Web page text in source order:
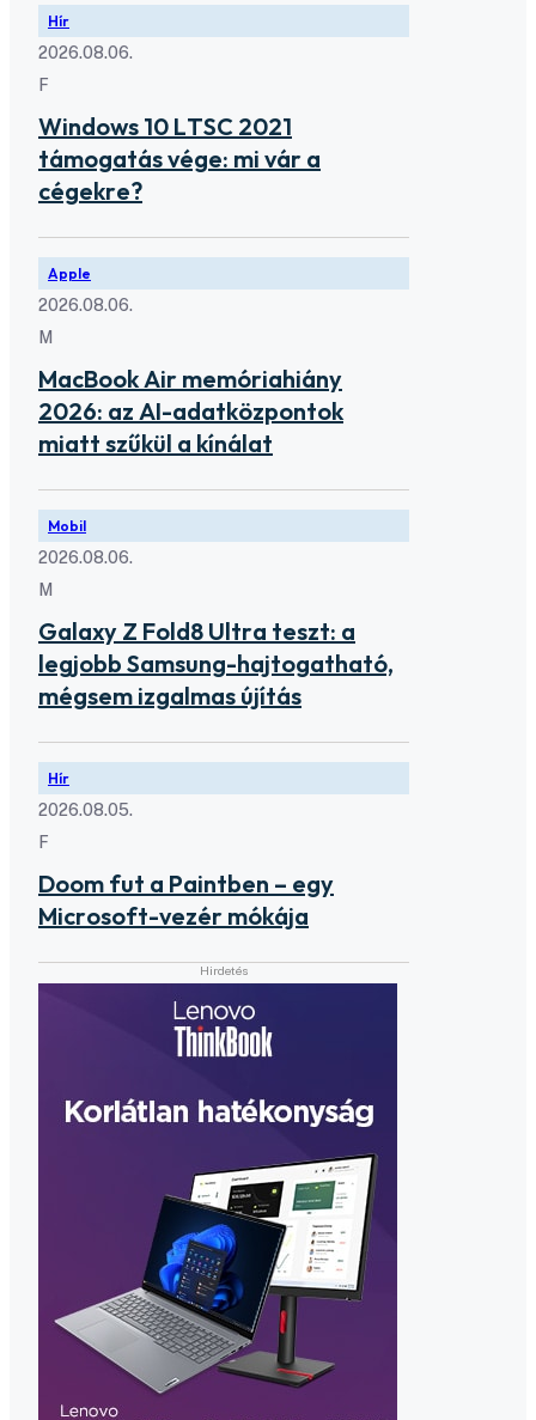
Hír
2026.08.06.
F
Windows 10 LTSC 2021
támogatás vége: mi vár a
cégekre?
Apple
2026.08.06.
M
MacBook Air memóriahiány
2026: az AI-adatközpontok
miatt szűkül a kínálat
Mobil
2026.08.06.
M
Galaxy Z Fold8 Ultra teszt: a
legjobb Samsung-hajtogatható,
mégsem izgalmas újítás
Hír
2026.08.05.
F
Doom fut a Paintben – egy
Microsoft-vezér mókája